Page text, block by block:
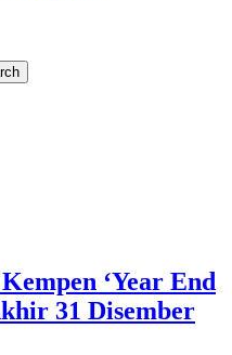
‘Year End
31 Disember